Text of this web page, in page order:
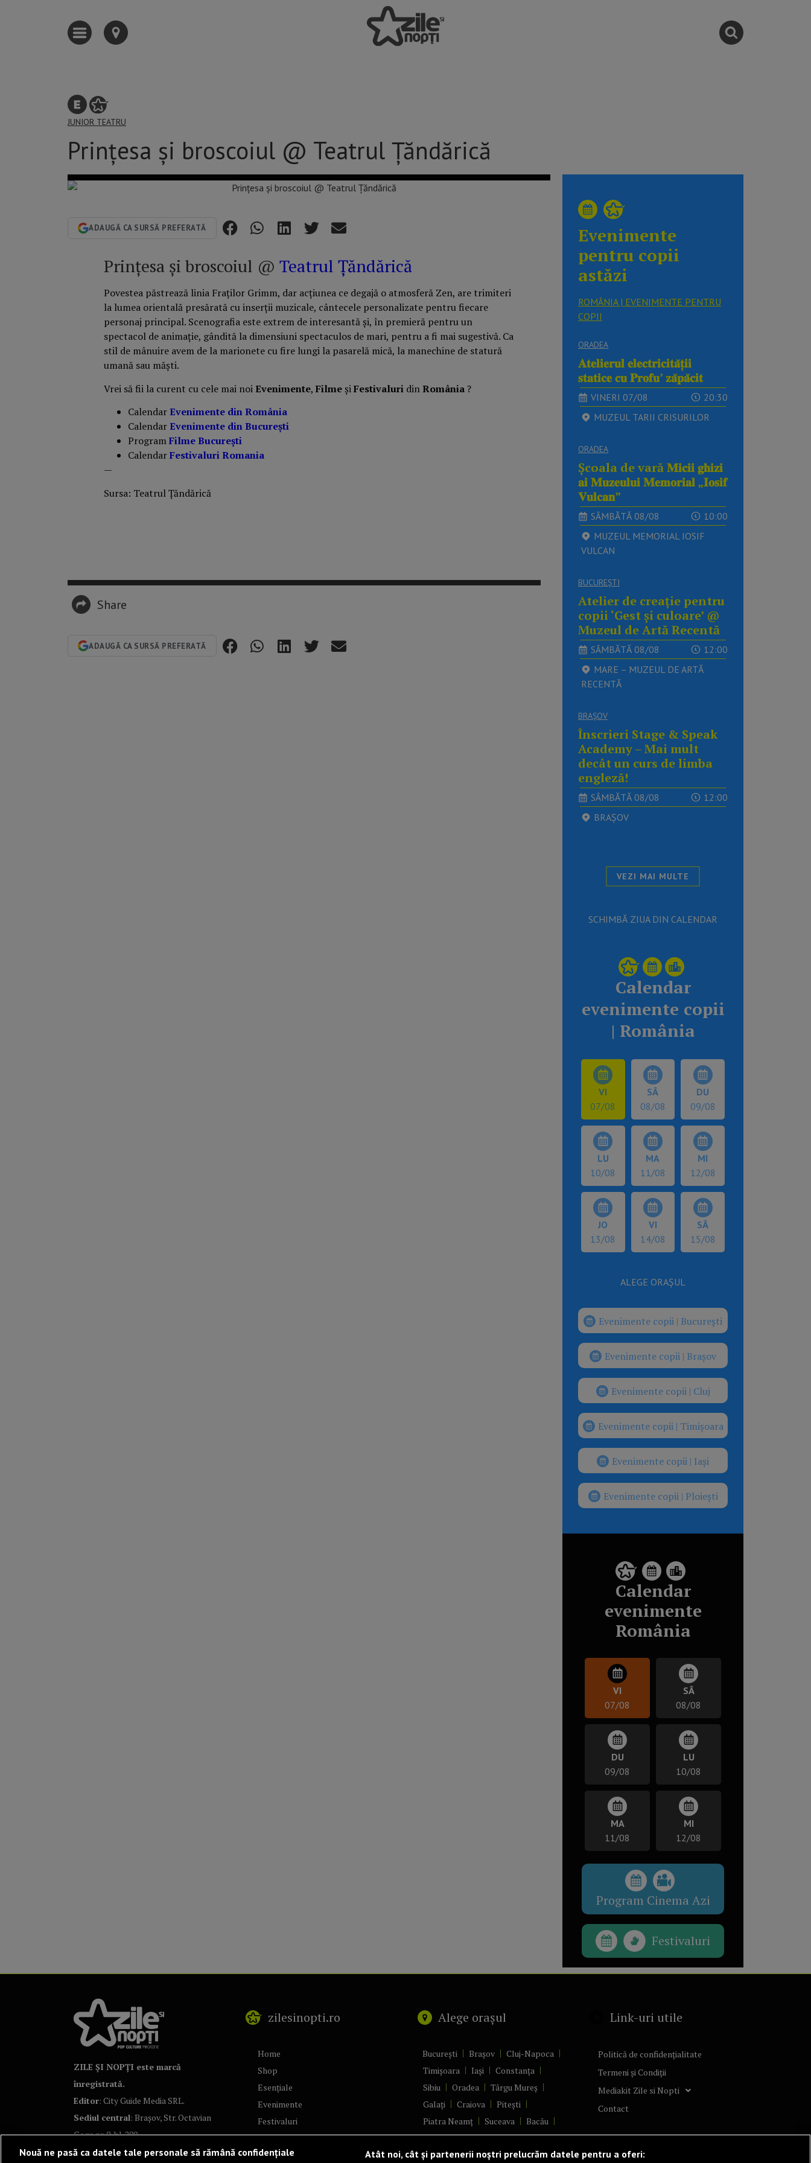
JUNIOR TEATRU
Prințesa și broscoiul @ Teatrul Țăndărică
ADAUGĂ CA SURSĂ PREFERATĂ
Prințesa și broscoiul @ Teatrul Țăndărică
Povestea păstrează linia Fraților Grimm, dar acțiunea ce degajă o atmosferă Zen, are trimiteri
la lumea orientală presărată cu inserții muzicale, cântecele personalizate pentru fiecare
personaj principal. Scenografia este extrem de interesantă și, în premieră pentru un
spectacol de animație, gândită la dimensiuni spectaculos de mari, pentru a fi mai sugestivă. Ca
stil de mânuire avem de la marionete cu fire lungi la pasarelă mică, la manechine de statură
umană sau măști.
Vrei să fii la curent cu cele mai noiEvenimente, Filme șiFestivaluri dinRomânia ?
CalendarEvenimente din România
CalendarEvenimente din București
ProgramFilme București
CalendarFestivaluri Romania
—
Sursa: Teatrul Țăndărică
Share
ADAUGĂ CA SURSĂ PREFERATĂ
Evenimente
pentru copii
astăzi
ROMÂNIA | EVENIMENTE PENTRU
COPII
ORADEA
𝐀𝐭𝐞𝐥𝐢𝐞𝐫𝐮𝐥 𝐞𝐥𝐞𝐜𝐭𝐫𝐢𝐜𝐢𝐭𝐚̆𝐭̦𝐢𝐢
𝐬𝐭𝐚𝐭𝐢𝐜𝐞 𝐜𝐮 𝐏𝐫𝐨𝐟𝐮’ 𝐳𝐚̆𝐩𝐚̆𝐜𝐢𝐭
VINERI 07/08
20:30
MUZEUL TARII CRISURILOR
ORADEA
Școala de vară 𝐌𝐢𝐜𝐢𝐢 𝐠𝐡𝐢𝐳𝐢
𝐚𝐢 𝐌𝐮𝐳𝐞𝐮𝐥𝐮𝐢 𝐌𝐞𝐦𝐨𝐫𝐢𝐚𝐥 „𝐈𝐨𝐬𝐢𝐟
𝐕𝐮𝐥𝐜𝐚𝐧”
SÂMBĂTĂ 08/08
10:00
MUZEUL MEMORIAL IOSIF
VULCAN
BUCUREŞTI
Atelier de creație pentru
copii ‘Gest și culoare’ @
Muzeul de Artă Recentă
SÂMBĂTĂ 08/08
12:00
MARE – MUZEUL DE ARTĂ
RECENTĂ
BRAŞOV
Înscrieri Stage & Speak
Academy – Mai mult
decât un curs de limba
engleză!
SÂMBĂTĂ 08/08
12:00
BRAȘOV
VEZI MAI MULTE
SCHIMBĂ ZIUA DIN CALENDAR
Calendar
evenimente copii
| România
VI
07/08
SÂ
08/08
DU
09/08
LU
10/08
MA
11/08
MI
12/08
JO
13/08
VI
14/08
SÂ
15/08
ALEGE ORAȘUL
Evenimente copii | București
Evenimente copii | Brașov
Evenimente copii | Cluj
Evenimente copii | Timișoara
Evenimente copii | Iași
Evenimente copii | Ploiești
Calendar
evenimente
România
VI
07/08
SÂ
08/08
DU
09/08
LU
10/08
MA
11/08
MI
12/08
Program Cinema Azi
Festivaluri
ZILE ȘI NOPȚI este marcă
înregistrată.
Editor: City Guide Media SRL.
Sediul central: Brașov, Str. Octavian
Goga nr. 9, bl. 290
zilesinopti.ro
Home
Shop
Esențiale
Evenimente
Festivaluri
Concerte
Artă & Cultură
Alege orașul
București Brașov
Cluj-Napoca
Timișoara
Iași
Constanța
Sibiu
Oradea
Târgu Mureș
Galați
Craiova
Pitești
Piatra Neamț
Suceava
Bacău
Brăila
Ploiești
Râmnicu Vâlcea
Alba Iulia
Arad Bistrița
Link-uri utile
Politică de confidențialitate
Termeni și Condiții
Mediakit Zile si Nopti
Contact
Nouă ne pasă ca datele tale personale să rămână confidențiale Atât noi, cât și partenerii noștri prelucrăm datele pentru a oferi: